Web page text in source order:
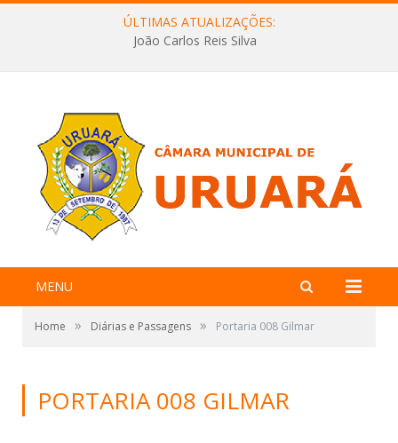
ÚLTIMAS ATUALIZAÇÕES:
João Carlos Reis Silva
MENU
Home » Diárias e Passagens » Portaria 008 Gilmar
PORTARIA 008 GILMAR